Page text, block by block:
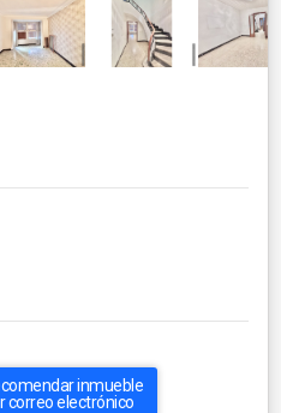
inmueble
correo electrónico